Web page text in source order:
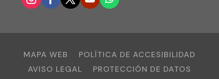
MAPA WEB
POLÍTICA DE ACCESIBILIDAD
AVISO LEGAL
PROTECCIÓN DE DATOS